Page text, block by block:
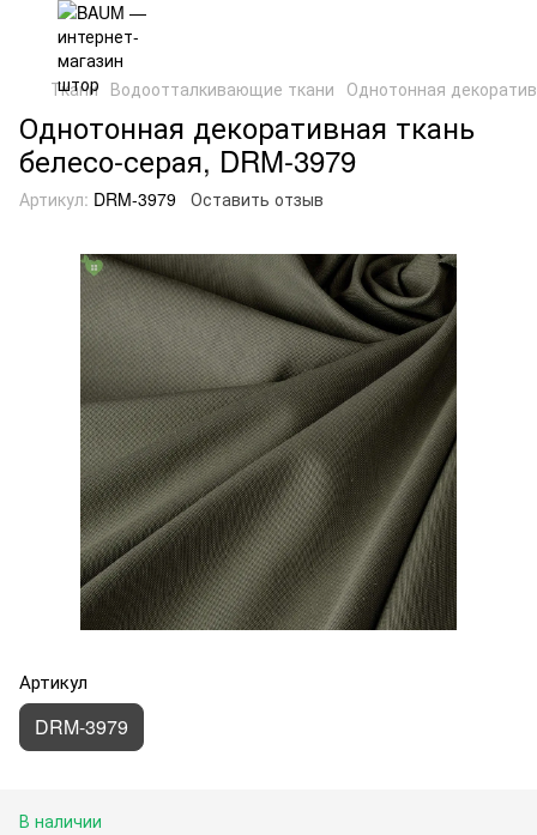
Ткани Водоотталкивающие ткани Однотонная
Однотонная декоративная ткань
белесо-серая, DRM-3979
Артикул: DRM-3979 Оставить отзыв
Артикул
DRM-3979
В наличии